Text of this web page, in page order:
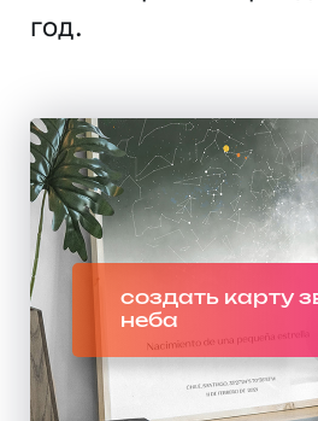
год.
создать карту
неба